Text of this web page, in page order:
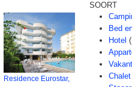
Residence Eurostar,
SOORT
Bed
Hotel
Chalet